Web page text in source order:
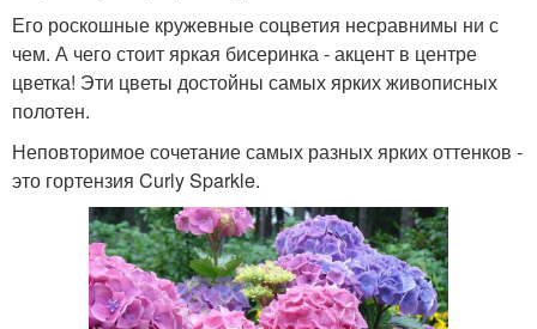
Его роскошные кружевные соцветия несравнимы ни с
чем. А чего стоит яркая бисеринка - акцент в центре
цветка! Эти цветы достойны самых ярких живописных
полотен.
Неповторимое сочетание самых разных ярких оттенков -
это гортензия Curly Sparkle.